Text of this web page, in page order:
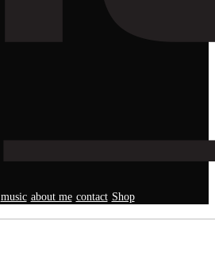
music about me contact Shop